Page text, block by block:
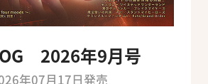
2026年9月号
年07月17日発売